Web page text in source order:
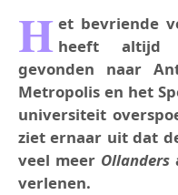
H et bevriende
heeft altijd
gevonden naar
Metropolis en het
universiteit
ziet ernaar uit dat
veel meer Ollanders
verlenen.